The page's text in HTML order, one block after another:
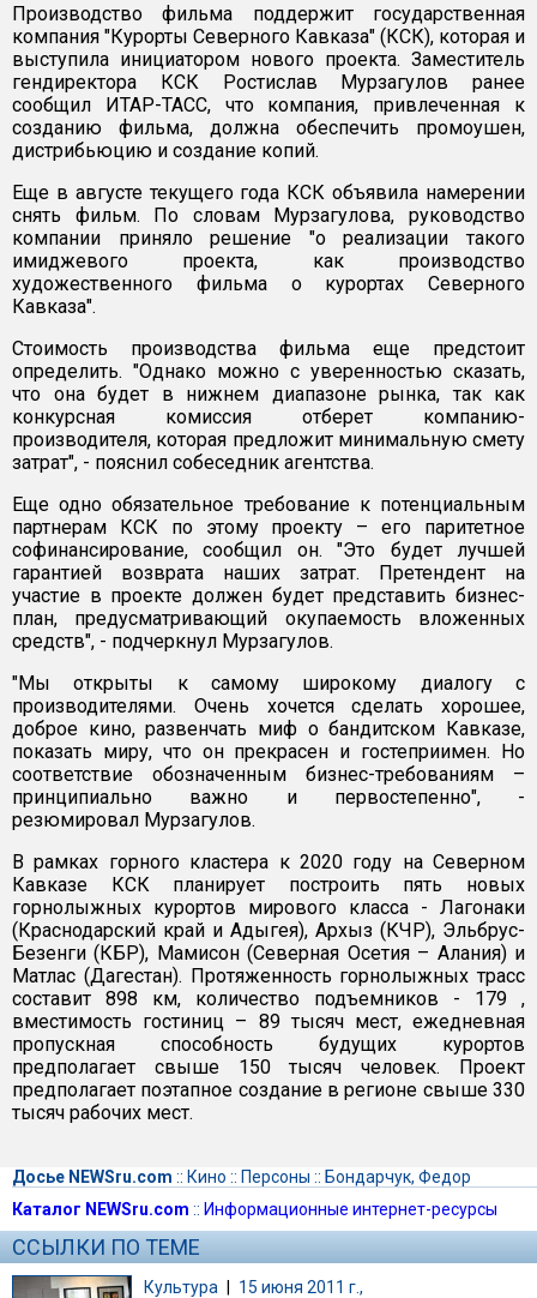
Производство фильма поддержит государственная
компания "Курорты Северного Кавказа" (КСК), которая и
выступила инициатором нового проекта. Заместитель
гендиректора КСК Ростислав Мурзагулов ранее
сообщил ИТАР-ТАСС, что компания, привлеченная к
созданию фильма, должна обеспечить промоушен,
дистрибьюцию и создание копий.
Еще в августе текущего года КСК объявила намерении
снять фильм. По словам Мурзагулова, руководство
компании приняло решение "о реализации такого
имиджевого проекта, как производство
художественного фильма о курортах Северного
Кавказа".
Стоимость производства фильма еще предстоит
определить. "Однако можно с уверенностью сказать,
что она будет в нижнем диапазоне рынка, так как
конкурсная комиссия отберет компанию-
производителя, которая предложит минимальную смету
затрат", - пояснил собеседник агентства.
Еще одно обязательное требование к потенциальным
партнерам КСК по этому проекту – его паритетное
софинансирование, сообщил он. "Это будет лучшей
гарантией возврата наших затрат. Претендент на
участие в проекте должен будет представить бизнес-
план, предусматривающий окупаемость вложенных
средств", - подчеркнул Мурзагулов.
"Мы открыты к самому широкому диалогу с
производителями. Очень хочется сделать хорошее,
доброе кино, развенчать миф о бандитском Кавказе,
показать миру, что он прекрасен и гостеприимен. Но
соответствие обозначенным бизнес-требованиям –
принципиально важно и первостепенно", -
резюмировал Мурзагулов.
В рамках горного кластера к 2020 году на Северном
Кавказе КСК планирует построить пять новых
горнолыжных курортов мирового класса - Лагонаки
(Краснодарский край и Адыгея), Архыз (КЧР), Эльбрус-
Безенги (КБР), Мамисон (Северная Осетия – Алания) и
Матлас (Дагестан). Протяженность горнолыжных трасс
составит 898 км, количество подъемников - 179 ,
вместимость гостиниц – 89 тысяч мест, ежедневная
пропускная способность будущих курортов
предполагает свыше 150 тысяч человек. Проект
предполагает поэтапное создание в регионе свыше 330
тысяч рабочих мест.
Досье NEWSru.com :: Кино :: Персоны :: Бондарчук, Федор
Каталог NEWSru.com :: Информационные интернет-ресурсы
ССЫЛКИ ПО ТЕМЕ
Культура | 15 июня 2011 г.,